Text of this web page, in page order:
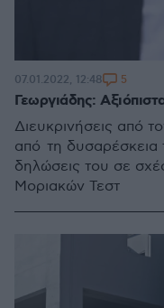
Γεωργιάδης:
Διευκρινήσεις από
από τη δυσαρέσκεια
δηλώσεις του σε
Μοριακών Τεστ
07.01.2022, 12:48 5